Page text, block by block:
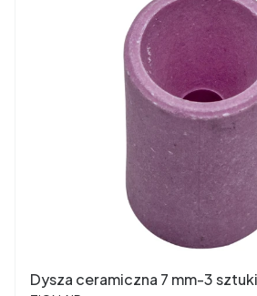
Dysza ceramiczna 7 mm-3